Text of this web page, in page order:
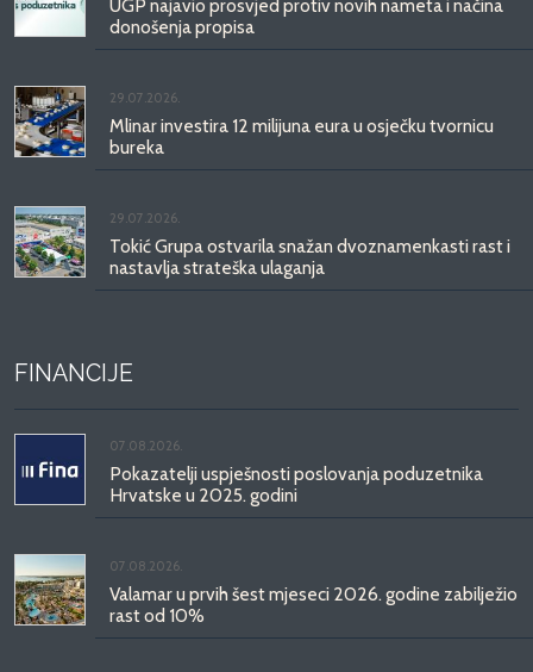
UGP najavio prosvjed protiv novih nameta i načina
donošenja propisa
29.07.2026.
Mlinar investira 12 milijuna eura u osječku tvornicu
bureka
29.07.2026.
Tokić Grupa ostvarila snažan dvoznamenkasti rast i
nastavlja strateška ulaganja
FINANCIJE
07.08.2026.
Pokazatelji uspješnosti poslovanja poduzetnika
Hrvatske u 2025. godini
07.08.2026.
Valamar u prvih šest mjeseci 2026. godine zabilježio
rast od 10%